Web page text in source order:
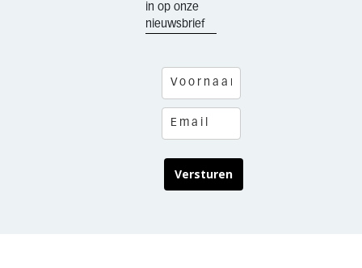
in op onze
nieuwsbrief
Versturen